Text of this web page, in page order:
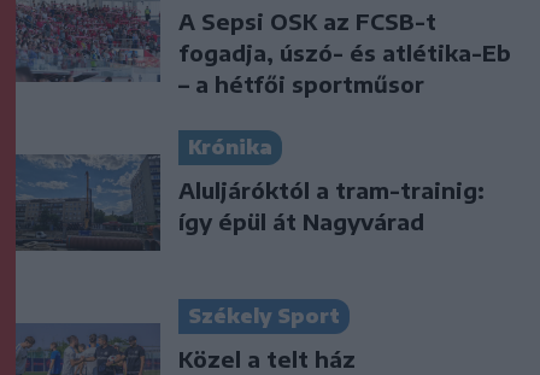
A Sepsi OSK az FCSB-t
fogadja, úszó- és atlétika-Eb
– a hétfői sportműsor
Krónika
Aluljáróktól a tram-trainig:
így épül át Nagyvárad
Székely Sport
Közel a telt ház